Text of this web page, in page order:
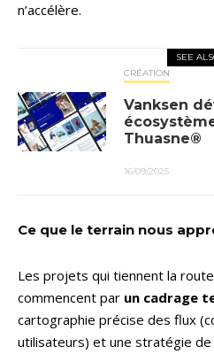
n’accélère.
SEE
CRÉATION
Vanksen
Thuasne®
16/09/2025
Ce que le terrain nous
Les projets qui tiennent la
commencent par un cadrage
cartographie précise des flux
utilisateurs) et une stratégie